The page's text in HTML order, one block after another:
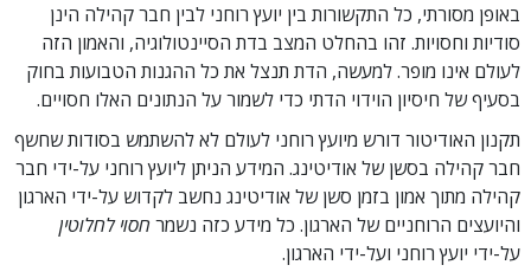
באופן מסורתי, כל התקשורות בין יועץ רוחני לבין חבר קהילה הינן
סודיות וחסויות. זהו בהחלט המצב בדת הסיינטולוגיה, והאמון הזה
לעולם אינו מופר. למעשה, הדת תנצל את כל ההגנות הטבועות בחוק
בסעיף של חיסיון הוידוי הדתי כדי לשמור על הנתונים האלו חסויים.
תקנון האודיטור דורש מיועץ רוחני לעולם לא להשתמש בסודות שחשף
חבר קהילה בסשן של אודיטינג. המידע הניתן ליועץ רוחני על-ידי חבר
קהילה מתוך אמון בזמן סשן של אודיטינג נחשב לקדוש על-ידי הארגון
והיועצים הרוחניים של הארגון. כל מידע כזה נשמרחסוי לחלוטין
על-ידי יועץ רוחני ועל-ידי הארגון.